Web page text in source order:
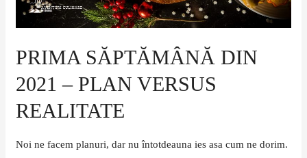
PRIMA SĂPTĂMÂNĂ DIN
2021 – PLAN VERSUS
REALITATE
Noi ne facem planuri, dar nu întotdeauna ies asa cum ne dorim.